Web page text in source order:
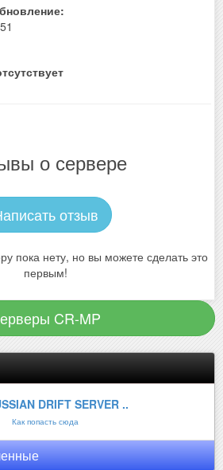
о сервере
отзыв
пока нету, но вы можете сделать это
первым!
CR-MP
DRIFT SERVER ..
Как попасть сюда